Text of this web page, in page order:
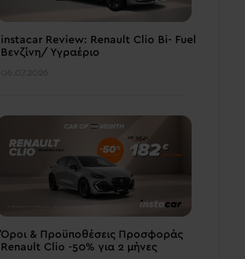
instacar Review: Renault Clio Bi- Fuel
Βενζίνη/ Υγραέριο
06.07.2026
Όροι & Προϋποθέσεις Προσφοράς
Renault Clio -50% για 2 μήνες